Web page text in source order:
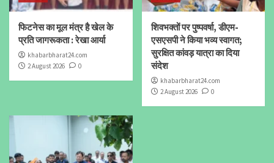
फिटनेस का मूल मंत्र है खेल के
प्रति जागरूकता : रेखा आर्या
khabarbharat24.com
2 August 2026
0
शिवभक्तों पर पुष्पवर्षा, डीएम-
एसएसपी ने किया भव्य स्वागत;
सुरक्षित कांवड़ यात्रा का दिया
संदेश
khabarbharat24.com
2 August 2026
0